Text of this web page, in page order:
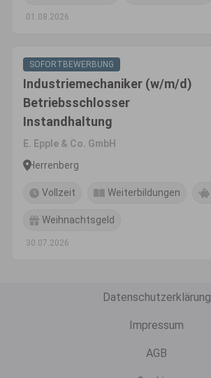
01.08.2026
SOFORTBEWERBUNG
Industriemechaniker (w/m/d)
Betriebsschlosser
Instandhaltung
E. Epple & Co. GmbH
Herrenberg
Vollzeit Weiterbildungen
Weihnachtsgeld
30.07.2026
Datenschutzerklärung
Impressum
AGB